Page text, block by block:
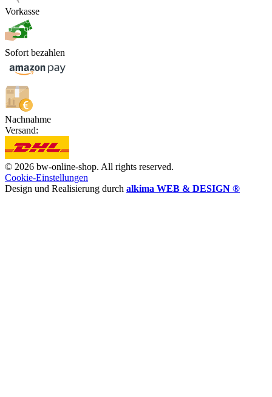
Vorkasse
Sofort bezahlen
Nachnahme
Versand:
© 2026 bw-online-shop. All rights reserved.
Cookie-Einstellungen
Design und Realisierung durch alkima WEB & DESIGN ®